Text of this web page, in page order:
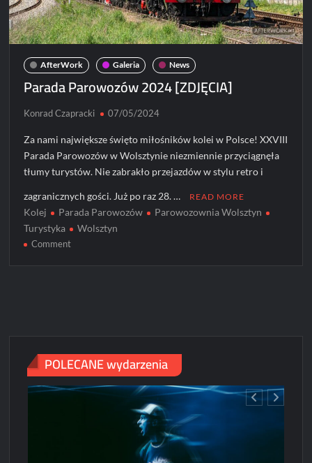
AfterWork Galeria News
Parada Parowozów 2024 [ZDJĘCIA]
Konrad Czapracki 07/05/2024
Za nami największe święto miłośników kolei w Polsce! XXVIII
Parada Parowozów w Wolsztynie niezmiennie przyciągnęła
tłumy turystów. Nie zabrakło przejazdów w stylu retro i
zagranicznych gości. Już po raz 28. … READ MORE
Kolej Parada Parowozów
Parowozownia Wolsztyn
Turystyka
Wolsztyn
Commenton
POLECANE wydarzenia